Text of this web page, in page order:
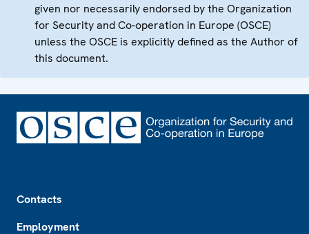
given nor necessarily endorsed by the Organization
for Security and Co-operation in Europe (OSCE)
unless the OSCE is explicitly defined as the Author of
this document.
Contacts
Employment